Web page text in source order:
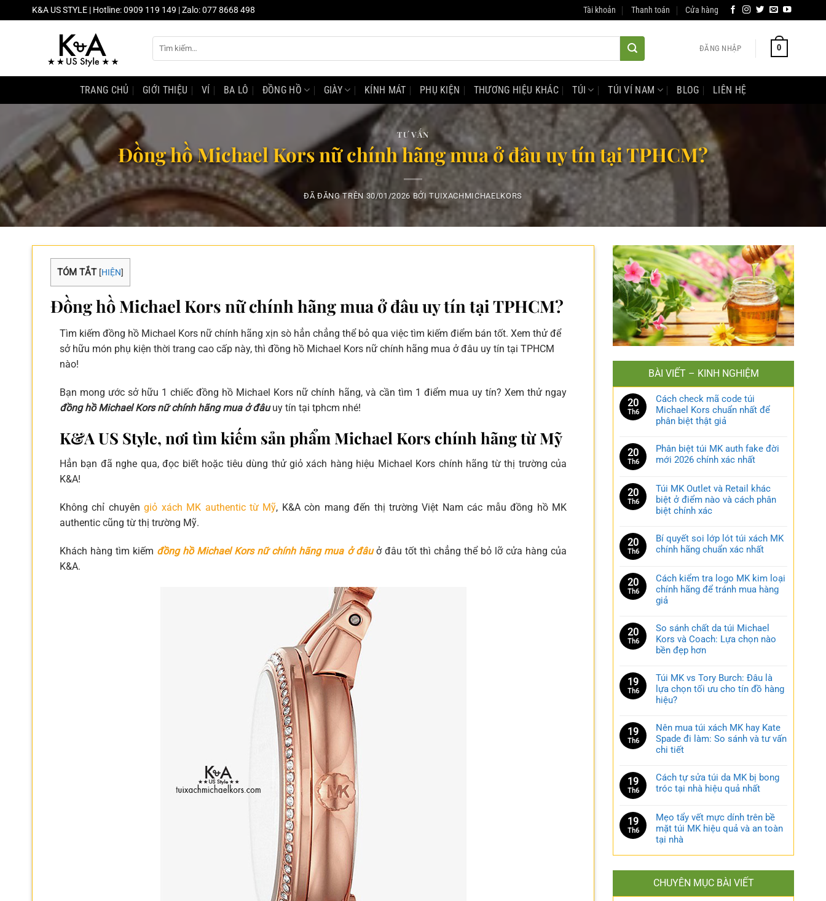
đến
K&A US STYLE | Hotline: 0909 119 149 | Zalo: 077 8668 498 Tài khoản Thanh toán Cửa hàng
kiếm:
ĐĂNG NHẬP 0
TRANG CHỦ GIỚI THIỆU VÍ BA LÔ ĐỒNG HỒ GIÀY KÍNH MÁT PHỤ KIỆN THƯƠNG HIỆU KHÁC TÚI TÚI VÍ NAM BLOG LIÊN HỆ
TƯ VẤN
​​​​​​​Đồng hồ Michael Kors nữ chính hãng mua ở đâu uy tín tại TPHCM?
ĐÃ ĐĂNG TRÊN30/01/2026 BỞITUIXACHMICHAELKORS
TÓM TẮT [HIỆN]
​​​​​​​Đồng hồ Michael Kors nữ chính hãng mua ở đâu uy tín tại TPHCM?
Tìm kiếm đồng hồ Michael Kors nữ chính hãng xịn sò hẳn chẳng thể bỏ qua việc tìm kiếm điểm bán tốt. Xem thử để
sở hữu món phụ kiện thời trang cao cấp này, thì đồng hồ Michael Kors nữ chính hãng mua ở đâu uy tín tại TPHCM
nào!
Bạn mong ước sở hữu 1 chiếc đồng hồ Michael Kors nữ chính hãng, và cần tìm 1 điểm mua uy tín? Xem thử ngay
đồng hồ Michael Kors nữ chính hãng mua ở đâuuy tín tại tphcm nhé!
K&A US Style, nơi tìm kiếm sản phẩm Michael Kors chính hãng từ Mỹ
Hẳn bạn đã nghe qua, đọc biết hoặc tiêu dùng thử giỏ xách hàng hiệu Michael Kors chính hãng từ thị trường của
K&A!
Không chỉ chuyêngiỏ xách MK authentic từ Mỹ, K&A còn mang đến thị trường Việt Nam các mẫu đồng hồ MK
authentic cũng từ thị trường Mỹ.
Khách hàng tìm kiếm đồng hồ Michael Kors nữ chính hãng mua ở đâuở đâu tốt thì chẳng thể bỏ lỡ cửa hàng của
K&A.
BÀI VIẾT – KINH NGHIỆM
20
Th6
Cách check mã code túi
Michael Kors chuẩn nhất để
phân biệt thật giả
20
Th6
Phân biệt túi MK auth fake đời
mới 2026 chính xác nhất
20
Th6
Túi MK Outlet và Retail khác
biệt ở điểm nào và cách phân
biệt chính xác
20
Th6
Bí quyết soi lớp lót túi xách MK
chính hãng chuẩn xác nhất
20
Th6
Cách kiểm tra logo MK kim loại
chính hãng để tránh mua hàng
giả
20
Th6
So sánh chất da túi Michael
Kors và Coach: Lựa chọn nào
bền đẹp hơn
19
Th6
Túi MK vs Tory Burch: Đâu là
lựa chọn tối ưu cho tín đồ hàng
hiệu?
19
Th6
Nên mua túi xách MK hay Kate
Spade đi làm: So sánh và tư vấn
chi tiết
19
Th6
Cách tự sửa túi da MK bị bong
tróc tại nhà hiệu quả nhất
19
Th6
Mẹo tẩy vết mực dính trên bề
mặt túi MK hiệu quả và an toàn
tại nhà
CHUYÊN MỤC BÀI VIẾT